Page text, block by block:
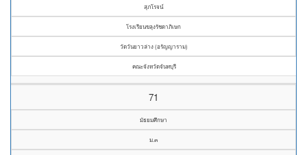
สุภโรจน์
โรงเรียนขลุงรัชดาภิเษก
วัดวันยาวล่าง (อรัญญาราม)
คณะจังหวัดจันทบุรี
71
มัธยมศึกษา
ม.๓